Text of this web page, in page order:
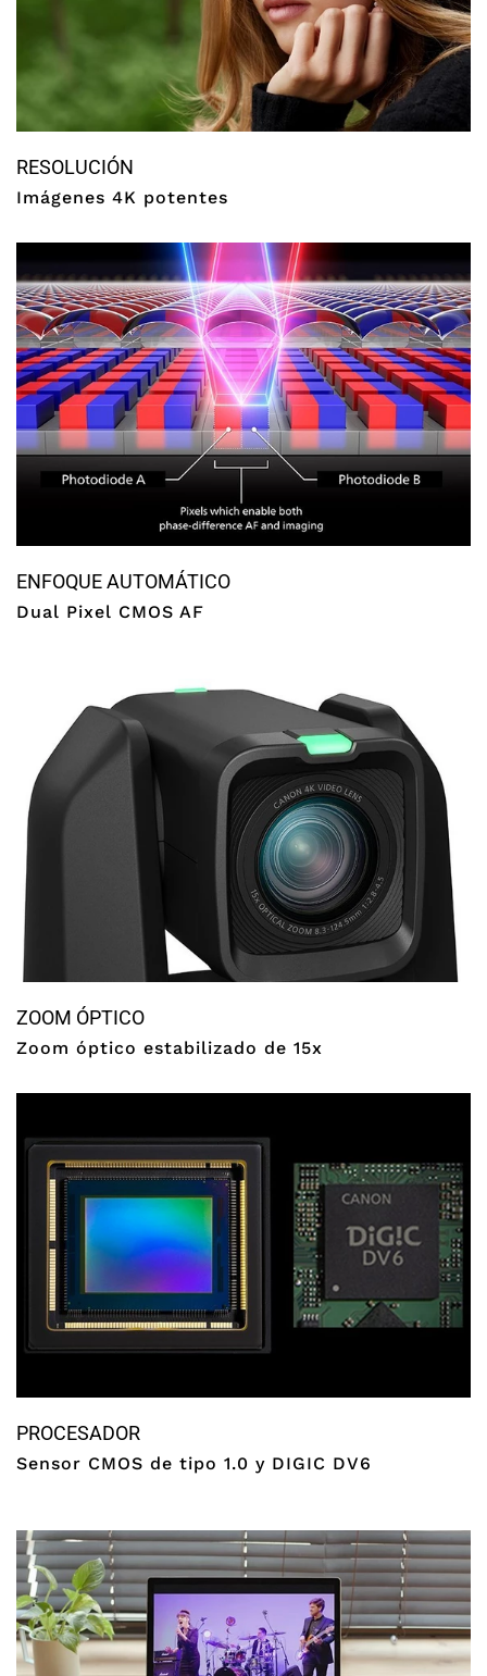
RESOLUCIÓN
Imágenes 4K potentes
ENFOQUE AUTOMÁTICO
Dual Pixel CMOS AF
ZOOM ÓPTICO
Zoom óptico estabilizado de 15x
PROCESADOR
Sensor CMOS de tipo 1.0 y DIGIC DV6